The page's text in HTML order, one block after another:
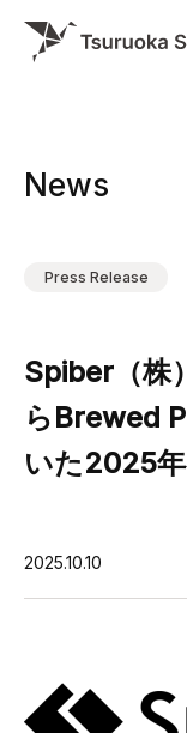
News
Press Release
Spiber（株
らBrewed
いた2025
2025.10.10